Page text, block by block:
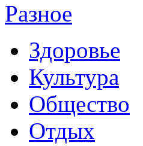
Разное
Здоровье
Культура
Общество
Отдых